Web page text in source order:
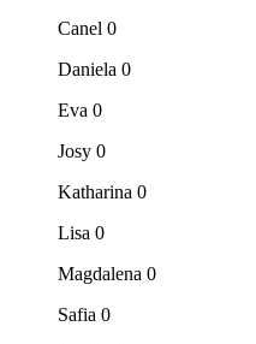
Canel 0
Daniela 0
Eva 0
Josy 0
Katharina 0
Lisa 0
Magdalena 0
Safia 0